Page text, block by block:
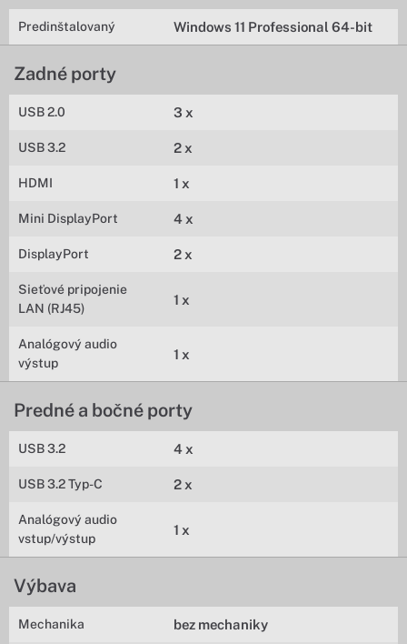
Predinštalovaný Windows 11 Professional 64-bit
Zadné porty
USB 2.0 3 x
USB 3.2 2 x
HDMI 1 x
Mini DisplayPort 4 x
DisplayPort 2 x
Sieťové pripojenie
LAN (RJ45)
1 x
Analógový audio
výstup
1 x
Predné a bočné porty
USB 3.2 4 x
USB 3.2 Typ-C 2 x
Analógový audio
vstup/výstup
1 x
Výbava
Mechanika bez mechaniky